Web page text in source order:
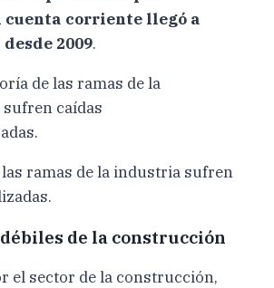
cuenta corriente llegó a
2009.
ramas de la industria sufren
de la construcción
el sector de la construcción,